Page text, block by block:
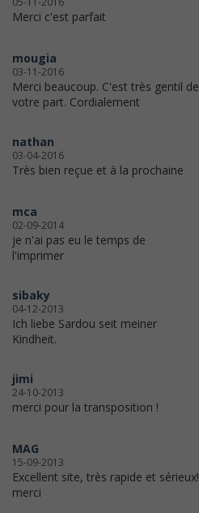
Merci c'est parfait
mougia
03-11-2016
Merci beaucoup. C'est très gentil de
votre part. Cordialement
nathan
03-04-2016
Très bien reçue et à la prochaine
mca
02-09-2014
je n'ai pas eu le temps de
l'imprimer
sibaky
04-12-2013
Ich liebe Sardou seit meiner
Kindheit.
jimi
24-10-2013
merci pour la transposition !
MAG
15-09-2013
Excellent site, très rapide et sérieux!
merci